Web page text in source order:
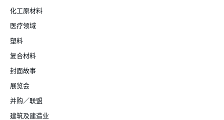
化工原材料
医疗领域
塑料
复合材料
封面故事
展览会
并购／联盟
建筑及建造业